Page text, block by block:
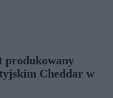
produkowany
Cheddar w